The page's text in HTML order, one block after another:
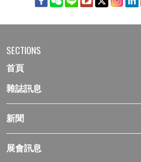
SECTIONS
首頁
雜誌訊息
新聞
展會訊息